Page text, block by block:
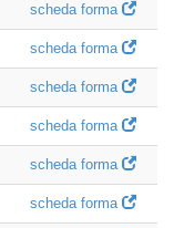
scheda forma
scheda forma
scheda forma
scheda forma
scheda forma
scheda forma